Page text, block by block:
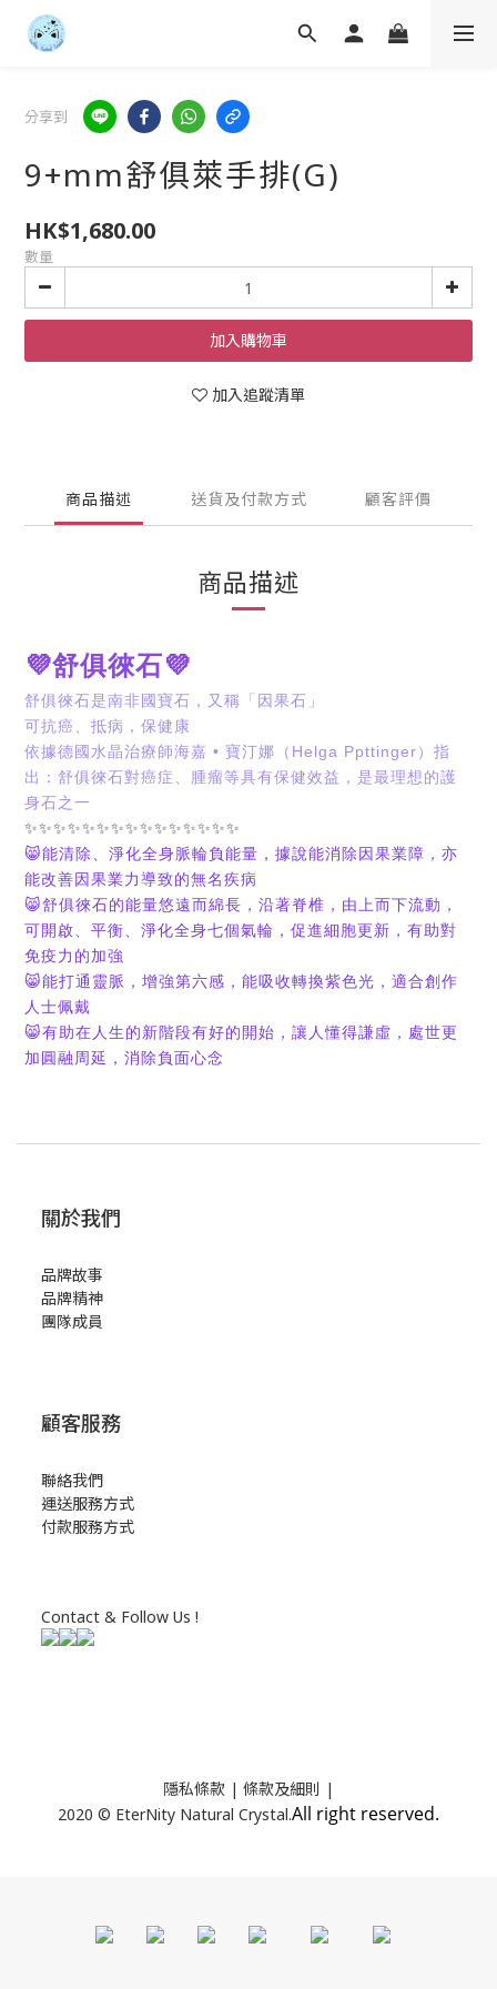
分享到
9+mm舒俱萊手排(G)
HK$1,680.00
數量
加入購物車
加入追蹤清單
商品描述 送貨及付款方式 顧客評價
商品描述
💜舒俱徠石💜
舒俱徠石是南非國寶石，又稱「因果石」
可抗癌、抵病，保健康
依據德國水晶治療師海嘉 • 寶汀娜（ Helga Ppttinger ）指
出：舒俱徠石對癌症、腫瘤等具有保健效益，是最理想的護
身石之一
✨✨✨✨✨✨✨✨✨✨✨✨✨✨✨
😸能清除、淨化全身脈輪負能量，據說能消除因果業障，亦
能改善因果業力導致的無名疾病
😸舒俱徠石的能量悠遠而綿長，沿著脊椎，由上而下流動，
可開啟、平衡、淨化全身七個氣輪，促進細胞更新，有助對
免疫力的加強
😸能打通靈脈，增強第六感，能吸收轉換紫色光，適合創作
人士佩戴
😸有助在人生的新階段有好的開始，讓人懂得謙虛，處世更
加圓融周延，消除負面心念
關於我們
品牌故事
品牌精神
團隊成員
顧客服務
聯絡我們
運送服務方式
付款服務方式
Contact & Follow Us !
隱私條款 | 條款及細則 |
2020 © EterNity Natural Crystal.All right reserved.